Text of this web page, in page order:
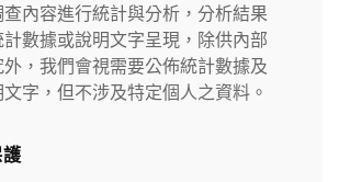
內容進行統計與分析，分析結果
計數據或說明文字呈現，除供內部
，我們會視需要公佈統計數據及
字，但不涉及特定個人之資料。